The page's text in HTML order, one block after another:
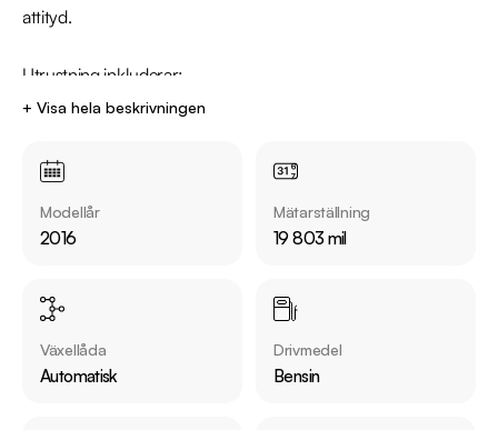
attityd.
Utrustning inkluderar:
  - Brembo Sportbromsar
Jämför denna bil med någon av våra andra SEAT Leon i lager.
series=leon
+ Visa hela beskrivningen
Modellår
2016
Mätarställning
19 803 mil
Växellåda
Automatisk
Drivmedel
Bensin